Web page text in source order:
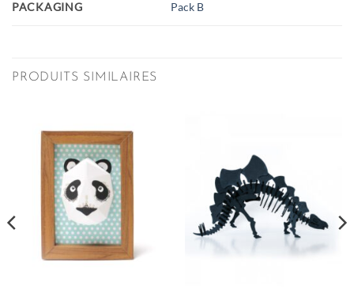
PACKAGING Pack B
PRODUITS SIMILAIRES